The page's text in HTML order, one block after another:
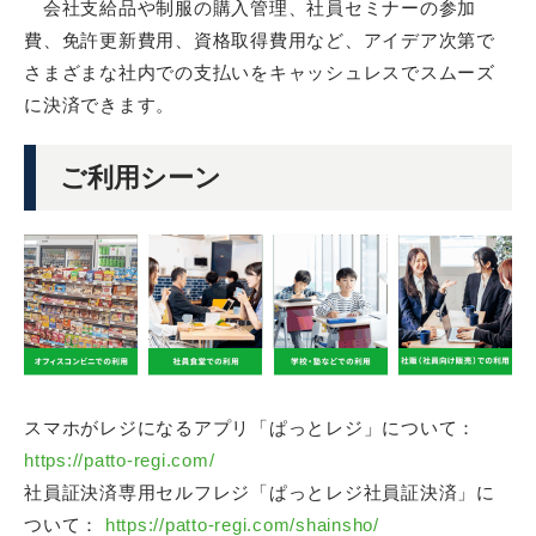
会社支給品や制服の購入管理、社員セミナーの参加
費、免許更新費用、資格取得費用など、アイデア次第で
さまざまな社内での支払いをキャッシュレスでスムーズ
に決済できます。
ご利用シーン
スマホがレジになるアプリ「ぱっとレジ」について：
https://patto-regi.com/
社員証決済専用セルフレジ「ぱっとレジ社員証決済」に
ついて： https://patto-regi.com/shainsho/